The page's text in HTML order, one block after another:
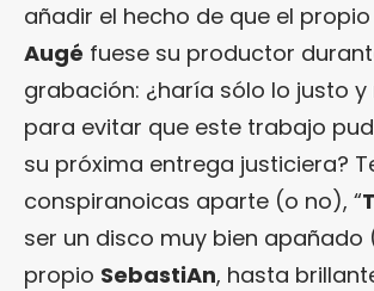
añadir el hecho de que el propio
Augé fuese su productor
grabación: ¿haría sólo lo justo y
para evitar que este trabajo
su próxima entrega justiciera?
conspiranoicas aparte (o no), “
ser un disco muy bien apañado
propio SebastiAn, hasta